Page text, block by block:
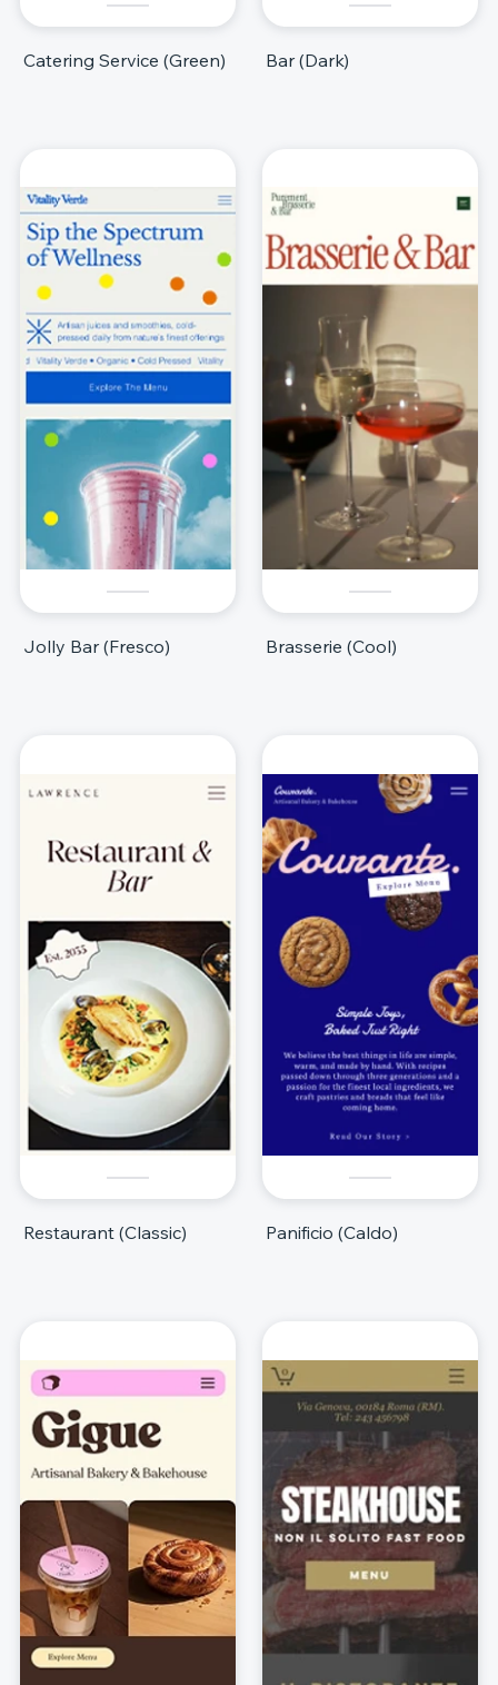
Catering Service (Green) Bar (Dark)
Jolly Bar (Fresco) Brasserie (Cool)
Restaurant (Classic) Panificio (Caldo)